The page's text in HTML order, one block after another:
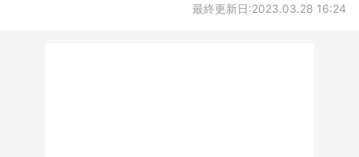
最終更新日:2023.03.28 16:24